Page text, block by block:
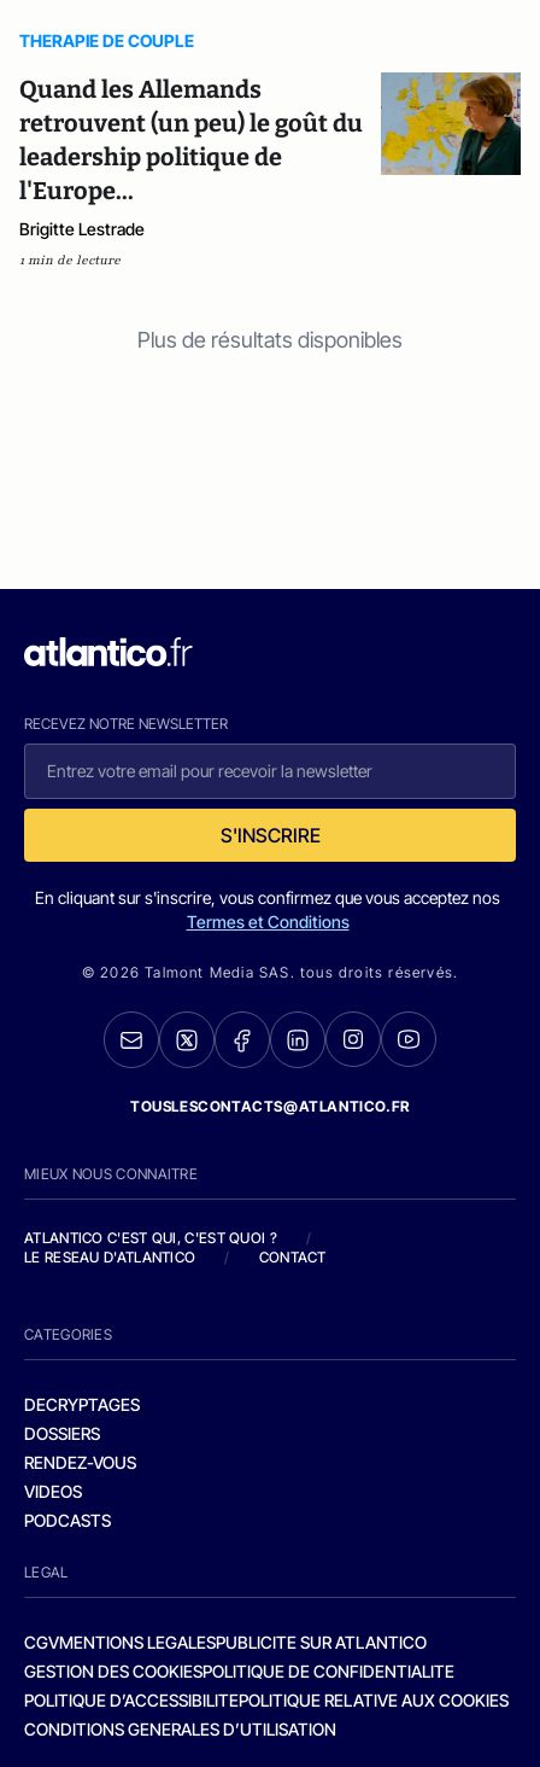
THERAPIE DE COUPLE
Quand les Allemands
retrouvent (un peu) le goût du
leadership politique de
l'Europe...
Brigitte Lestrade
1 min de lecture
Plus de résultats disponibles
RECEVEZ NOTRE NEWSLETTER
S'INSCRIRE
En cliquant sur s'inscrire, vous confirmez que vous acceptez nos
Termes et Conditions
© 2026 Talmont Media SAS. tous droits réservés.
TOUSLESCONTACTS@ATLANTICO.FR
MIEUX NOUS CONNAITRE
ATLANTICO C'EST QUI, C'EST QUOI ?
/
LE RESEAU D'ATLANTICO
/ CONTACT
CATEGORIES
DECRYPTAGES
DOSSIERS
RENDEZ-VOUS
VIDEOS
PODCASTS
LEGAL
CGVMENTIONS LEGALESPUBLICITE SUR ATLANTICO
GESTION DES COOKIESPOLITIQUE DE CONFIDENTIALITE
POLITIQUE D’ACCESSIBILITEPOLITIQUE RELATIVE AUX COOKIES
CONDITIONS GENERALES D’UTILISATION